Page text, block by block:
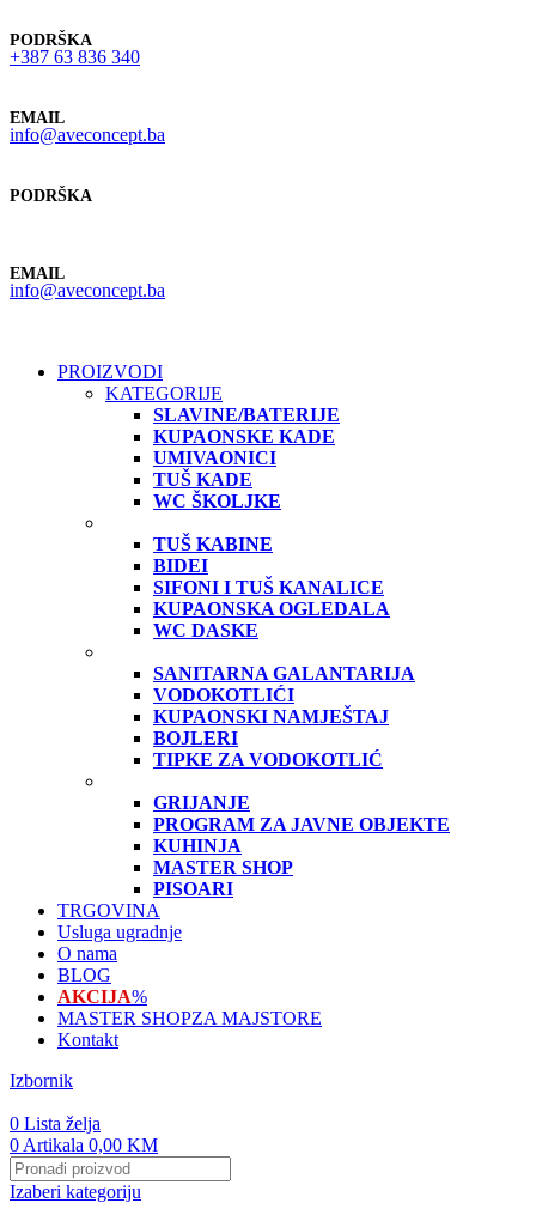
PODRŠKA
+387 63 836 340
EMAIL
info@aveconcept.ba
PODRŠKA
EMAIL
info@aveconcept.ba
PROIZVODI
KATEGORIJE
SLAVINE/BATERIJE
KUPAONSKE KADE
UMIVAONICI
TUŠ KADE
WC ŠKOLJKE
TUŠ KABINE
BIDEI
SIFONI I TUŠ KANALICE
KUPAONSKA OGLEDALA
WC DASKE
SANITARNA GALANTARIJA
VODOKOTLIĆI
KUPAONSKI NAMJEŠTAJ
BOJLERI
TIPKE ZA VODOKOTLIĆ
GRIJANJE
PROGRAM ZA JAVNE OBJEKTE
KUHINJA
MASTER SHOP
PISOARI
TRGOVINA
Usluga ugradnje
O nama
BLOG
AKCIJA%
MASTER SHOPZA MAJSTORE
Kontakt
Izbornik
0 Lista želja
0 Artikala 0,00 KM
Izaberi kategoriju